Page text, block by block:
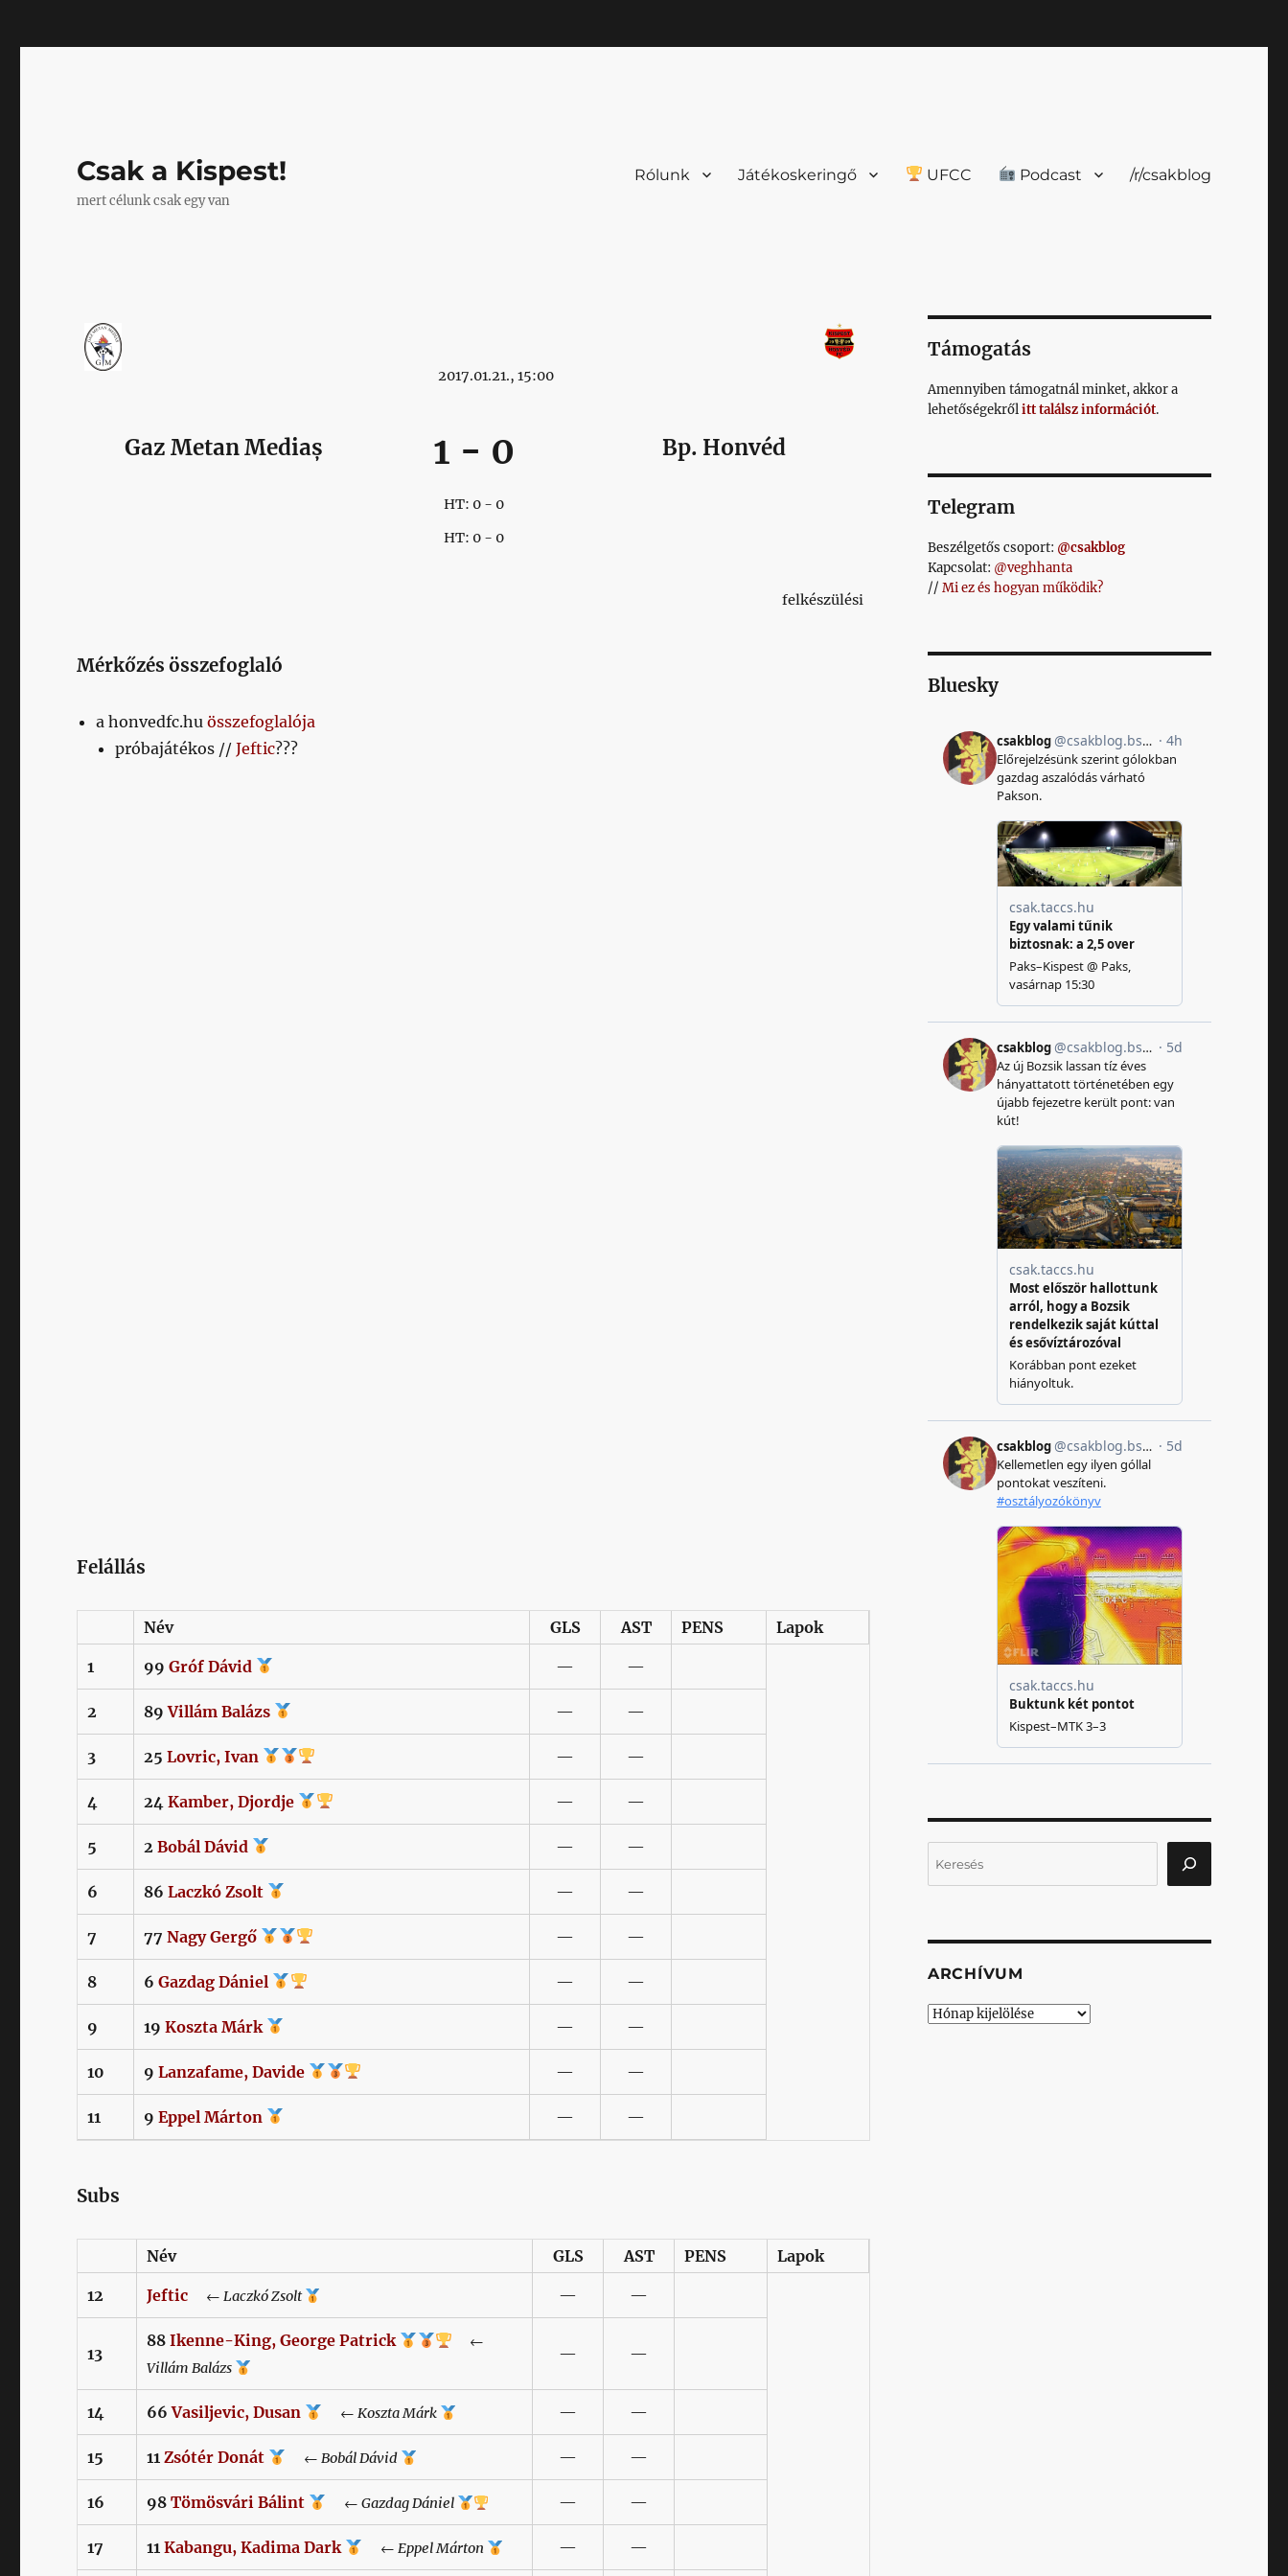
Csak a Kispest!
mert célunk csak egy van
Rólunk Játékoskeringő UFCC Podcast /r/csakblog
2017.01.21., 15:00
Gaz Metan Mediaș 1 - 0 Bp. Honvéd
HT: 0 - 0
HT: 0 - 0
felkészülési
Mérkőzés összefoglaló
a honvedfc.huösszefoglalója
próbajátékos //Jeftic???
Felállás
Név GLS AST PENS Lapok
1 99Gróf Dávid — —
2 89Villám Balázs — —
3 25Lovric, Ivan — —
4 24Kamber, Djordje — —
5 2Bobál Dávid — —
6 86Laczkó Zsolt — —
7 77Nagy Gergő — —
8 6Gazdag Dániel — —
9 19Koszta Márk — —
10 9Lanzafame, Davide — —
11 9Eppel Márton — —
Subs
Név GLS AST PENS Lapok
12 Jeftic ← LaczkóZsolt — —
13
88Ikenne-King, George Patrick
←
Villám Balázs
— —
14 66Vasiljevic, Dusan ← KosztaMárk — —
15 11Zsótér Donát ← BobálDávid — —
16 98Tömösvári Bálint ← GazdagDániel — —
17 11Kabangu, Kadima Dark ← EppelMárton — —
Támogatás
Amennyiben támogatnál minket, akkor a
lehetőségekrőlitt találsz információt.
Telegram
Beszélgetős csoport: @csakblog
Kapcsolat: @veghhanta
// Mi ez és hogyan működik?
Bluesky
ARCHÍVUM
Archívum